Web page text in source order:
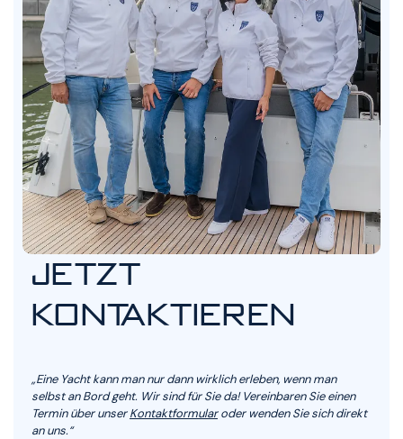
JETZT
KONTAKTIEREN
„Eine Yacht kann man nur dann wirklich erleben, wenn man
selbst an Bord geht. Wir sind für Sie da! Vereinbaren Sie einen
Termin über unserKontaktformularoder wenden Sie sich direkt
an uns.“